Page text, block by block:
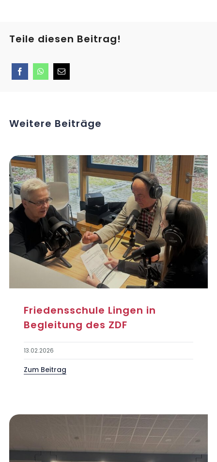
Teile diesen Beitrag!
Weitere Beiträge
Friedensschule Lingen in
Begleitung des ZDF
13.02.2026
Zum Beitrag